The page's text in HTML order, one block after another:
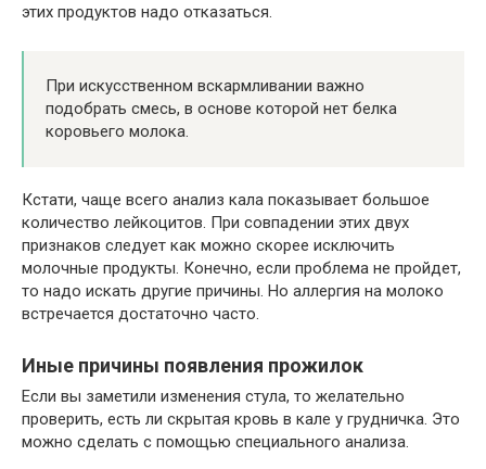
этих продуктов надо отказаться.
При искусственном вскармливании важно
подобрать смесь, в основе которой нет белка
коровьего молока.
Кстати, чаще всего анализ кала показывает большое
количество лейкоцитов. При совпадении этих двух
признаков следует как можно скорее исключить
молочные продукты. Конечно, если проблема не пройдет,
то надо искать другие причины. Но аллергия на молоко
встречается достаточно часто.
Иные причины появления прожилок
Если вы заметили изменения стула, то желательно
проверить, есть ли скрытая кровь в кале у грудничка. Это
можно сделать с помощью специального анализа.